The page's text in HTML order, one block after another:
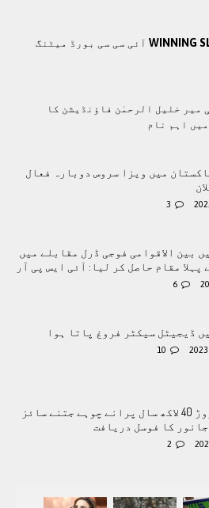
WINNING آئی سی سی بورڈ میٹنگ
میر خلیل الرحمٰن فاؤنڈیشن کا
اہم نام
میں ویزا سروس دوبارہ فعال
3
بین الاقوامی فوجی ڈرل مقابلے میں
پہلا مقام حاصل کر لیا: آئی ایس پی آر
6
ڈيجيٹل سيکٹر فروغ پاتا ہوا
10
چلی سے 7 کروڑ 40 لاکھ سال پرانے چوہے جتنے سائز
کا فوسل دریافت
2